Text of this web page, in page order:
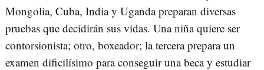
Mongolia, Cuba, India y Uganda preparan diversas
pruebas que decidirán sus vidas. Una niña quiere ser
contorsionista; otro, boxeador; la tercera prepara un
examen dificilísimo para conseguir una beca y estudiar